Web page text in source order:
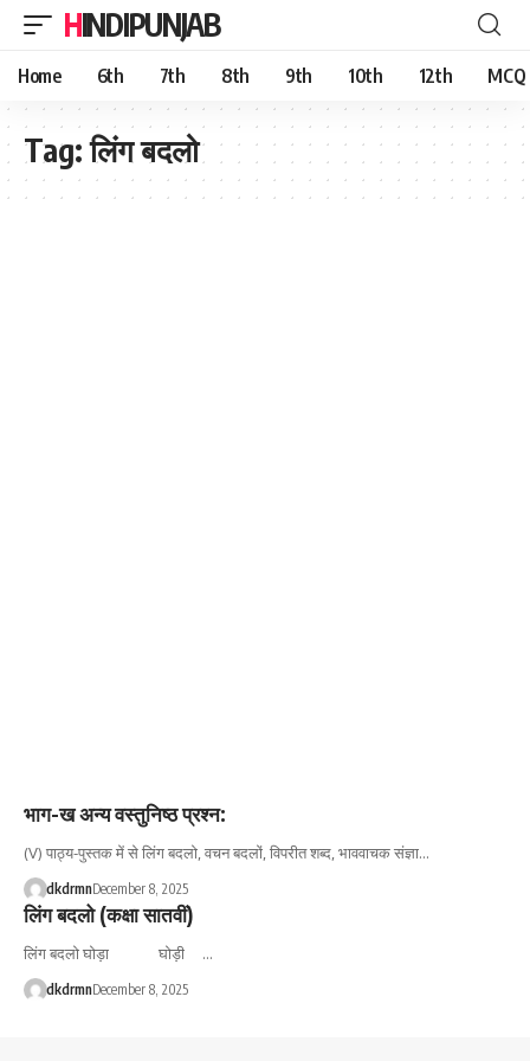
HINDIPUNJAB
Home 6th 7th 8th 9th 10th 12th MCQ
Tag:लिंग बदलो
भाग-ख अन्य वस्तुनिष्ठ प्रश्न:
(V) पाठ्य-पुस्तक में से लिंग बदलो, वचन बदलों, विपरीत शब्द, भाववाचक संज्ञा…
dkdrmnDecember 8, 2025
लिंग बदलो (कक्षा सातवीं)
लिंग बदलो घोड़ा घोड़ी …
dkdrmnDecember 8, 2025